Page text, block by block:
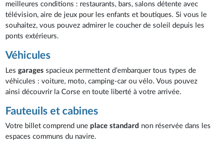
meilleures conditions : restaurants, bars, salons détente avec
télévision, aire de jeux pour les enfants et boutiques. Si vous le
souhaitez, vous pouvez admirer le coucher de soleil depuis les
ponts extérieurs.
Véhicules
Lesgarages spacieux permettent d’embarquer tous types de
véhicules : voiture, moto, camping-car ou vélo. Vous pouvez
ainsi découvrir la Corse en toute liberté à votre arrivée.
Fauteuils et cabines
Votre billet comprend une place standard non réservée dans les
espaces communs du navire.